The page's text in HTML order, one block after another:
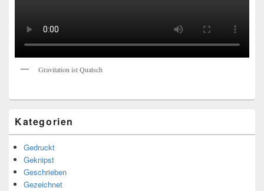
Gravitation ist Quatsch
Kategorien
Gedruckt
Geknipst
Geschrieben
Gezeichnet